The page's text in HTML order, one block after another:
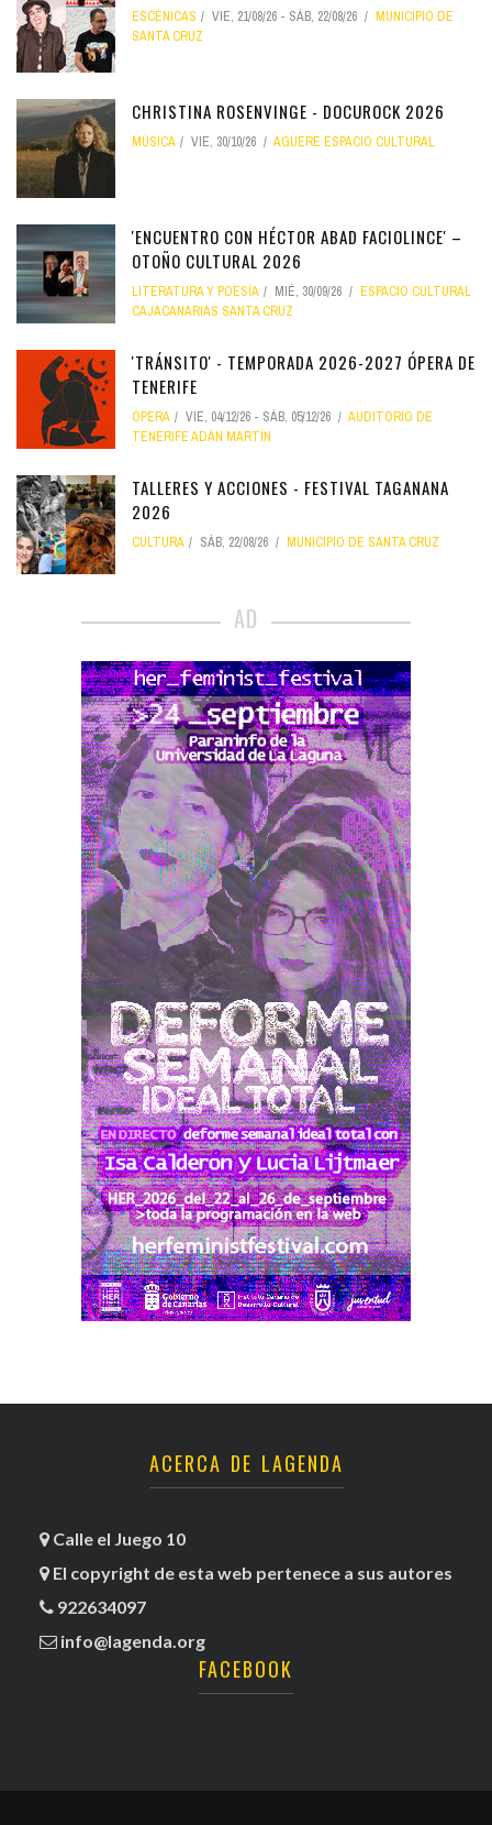
ESCÉNICAS VIE, 21/08/26 - SÁB, 22/08/26
MUNICIPIO DE
SANTA CRUZ
CHRISTINA ROSENVINGE - DOCUROCK 2026
MÚSICA VIE, 30/10/26 AGUERE ESPACIO CULTURAL
'ENCUENTRO CON HÉCTOR ABAD FACIOLINCE' –
OTOÑO CULTURAL 2026
LITERATURA Y POESÍA MIÉ, 30/09/26
ESPACIO CULTURAL
CAJACANARIAS SANTA CRUZ
'TRÁNSITO' - TEMPORADA 2026-2027 ÓPERA DE
TENERIFE
ÓPERA VIE, 04/12/26 - SÁB, 05/12/26
AUDITORIO DE
TENERIFE ADÁN MARTÍN
TALLERES Y ACCIONES - FESTIVAL TAGANANA
2026
CULTURA SÁB, 22/08/26 MUNICIPIO DE SANTA CRUZ
AD
ACERCA DE LAGENDA
Calle el Juego 10
El copyright de esta web pertenece a sus autores
922634097
info@lagenda.org
FACEBOOK